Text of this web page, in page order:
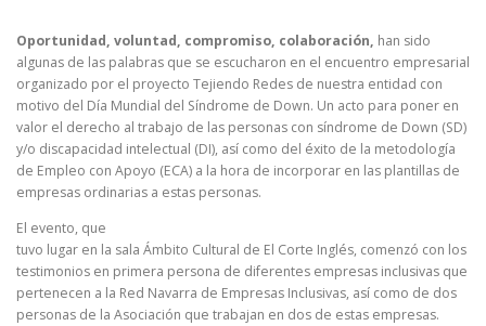
COLABORA ACTIVIDADES 2026-2027
Oportunidad, voluntad, compromiso, colaboración, han sido
algunas de las palabras que se escucharon en el encuentro empresarial
organizado por el proyecto Tejiendo Redes de nuestra entidad con
motivo del Día Mundial del Síndrome de Down. Un acto para poner en
valor el derecho al trabajo de las personas con síndrome de Down (SD)
y/o discapacidad intelectual (DI), así como del éxito de la metodología
de Empleo con Apoyo (ECA) a la hora de incorporar en las plantillas de
empresas ordinarias a estas personas.
El evento, que
tuvo lugar en la sala Ámbito Cultural de El Corte Inglés, comenzó con los
testimonios en primera persona de diferentes empresas inclusivas que
pertenecen a la Red Navarra de Empresas Inclusivas, así como de dos
personas de la Asociación que trabajan en dos de estas empresas.